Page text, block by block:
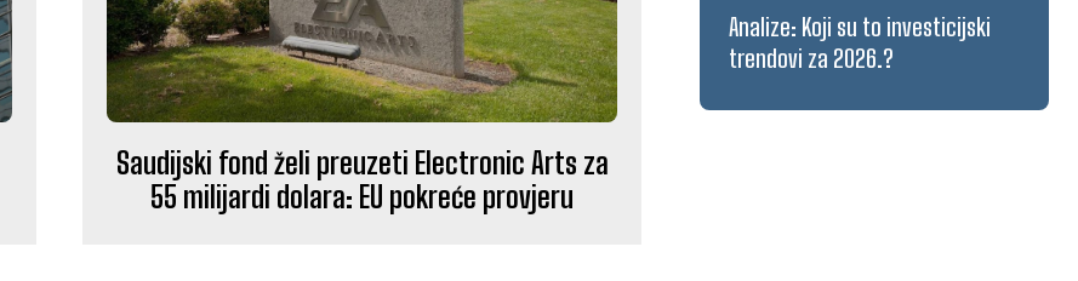
Saudijski fond želi preuzeti Electronic Arts za
55 milijardi dolara: EU pokreće provjeru
Analize: Koji su to investicijski
trendovi za 2026.?